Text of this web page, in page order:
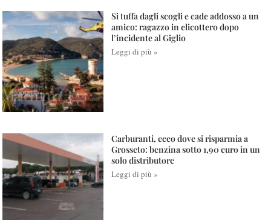
Si tuffa dagli scogli e cade addosso a un
amico: ragazzo in elicottero dopo
l’incidente al Giglio
Leggi di più »
Carburanti, ecco dove si risparmia a
Grosseto: benzina sotto 1,90 euro in un
solo distributore
Leggi di più »